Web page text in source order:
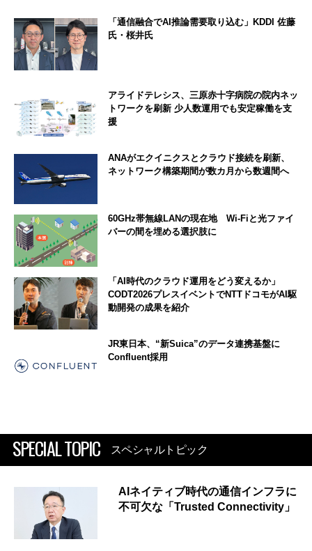
「通信融合でAI推論需要取り込む」KDDI 佐藤
氏・桜井氏
アライドテレシス、三原赤十字病院の院内ネッ
トワークを刷新 少人数運用でも安定稼働を支
援
ANAがエクイニクスとクラウド接続を刷新、
ネットワーク構築期間が数カ月から数週間へ
60GHz帯無線LANの現在地 Wi-Fiと光ファイ
バーの間を埋める選択肢に
「AI時代のクラウド運用をどう変えるか」
CODT2026プレスイベントでNTTドコモがAI駆
動開発の成果を紹介
JR東日本、“新Suica”のデータ連携基盤に
Confluent採用
SPECIAL TOPIC スペシャルトピック
AIネイティブ時代の通信インフラに
不可欠な「Trusted Connectivity」